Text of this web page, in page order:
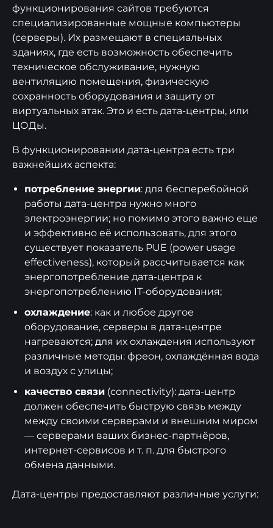
функционирования сайтов требуются
специализированные мощные компьютеры
(серверы). Их размещают в специальных
зданиях, где есть возможность обеспечить
техническое обслуживание, нужную
вентиляцию помещения, физическую
сохранность оборудования и защиту от
виртуальных атак. Это и есть дата-центры, или
ЦОДы.
В функционировании дата-центра есть три
важнейших аспекта:
потребление энергии: для бесперебойной
работы дата-центра нужно много
электроэнергии; но помимо этого важно еще
и эффективно её использовать, для этого
существует показатель PUE (power usage
effectiveness), который рассчитывается как
энергопотребление дата-центра к
энергопотреблению IT-оборудования;
охлаждение: как и любое другое
оборудование, серверы в дата-центре
нагреваются; для их охлаждения используют
различные методы: фреон, охлаждённая вода
и воздух с улицы;
качество связи (connectivity): дата-центр
должен обеспечить быструю связь между
между своими серверами и внешним миром
— серверами ваших бизнес-партнёров,
интернет-сервисов и т. п. для быстрого
обмена данными.
Дата-центры предоставляют различные услуги: